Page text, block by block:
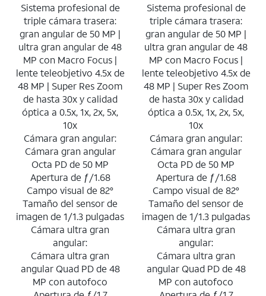
Sistema profesional de
triple cámara trasera:
gran angular de 50 MP |
ultra gran angular de 48
MP con Macro Focus |
lente teleobjetivo 4.5x de
48 MP | Super Res Zoom
de hasta 30x y calidad
óptica a 0.5x, 1x, 2x, 5x,
10x
Cámara gran angular:
Cámara gran angular
Octa PD de 50 MP
Apertura de ƒ/1.68
Campo visual de 82°
Tamaño del sensor de
imagen de 1/1.3 pulgadas
Cámara ultra gran
angular:
Cámara ultra gran
angular Quad PD de 48
MP con autofoco
Sistema profesional de
triple cámara trasera:
gran angular de 50 MP |
ultra gran angular de 48
MP con Macro Focus |
lente teleobjetivo 4.5x de
48 MP | Super Res Zoom
de hasta 30x y calidad
óptica a 0.5x, 1x, 2x, 5x,
10x
Cámara gran angular:
Cámara gran angular
Octa PD de 50 MP
Apertura de ƒ/1.68
Campo visual de 82°
Tamaño del sensor de
imagen de 1/1.3 pulgadas
Cámara ultra gran
angular:
Cámara ultra gran
angular Quad PD de 48
MP con autofoco